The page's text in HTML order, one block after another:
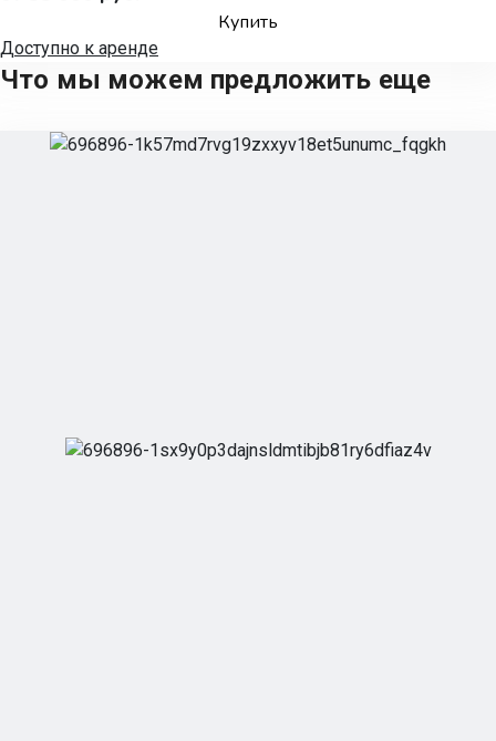
Купить
Доступно к аренде
Что мы можем предложить еще